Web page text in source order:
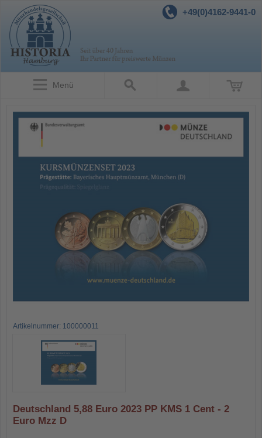
+49(0)4162-9441-0
Menü
Artikelnummer: 100000011
Deutschland 5,88 Euro 2023 PP KMS 1 Cent - 2
Euro Mzz D